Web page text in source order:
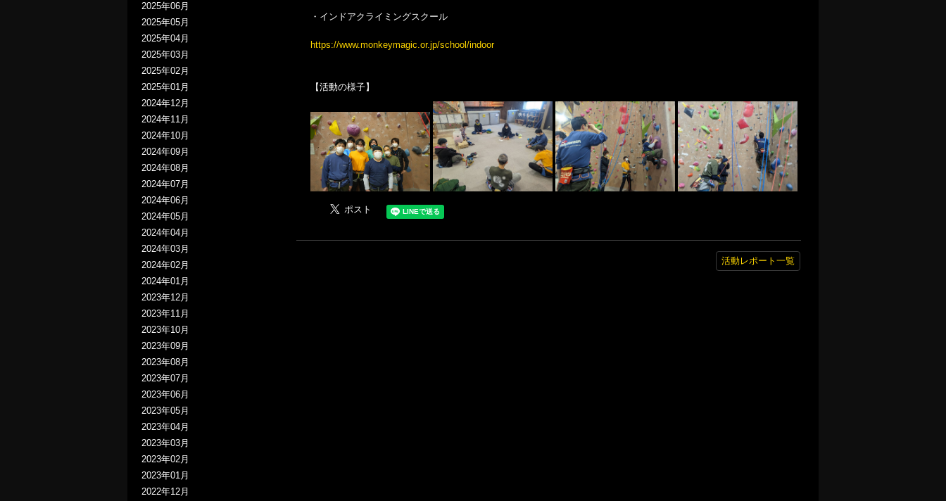
2025年06月
2025年05月
2025年04月
2025年03月
2025年02月
2025年01月
2024年12月
2024年11月
2024年10月
2024年09月
2024年08月
2024年07月
2024年06月
2024年05月
2024年04月
2024年03月
2024年02月
2024年01月
2023年12月
2023年11月
2023年10月
2023年09月
2023年08月
2023年07月
2023年06月
2023年05月
2023年04月
2023年03月
2023年02月
2023年01月
2022年12月
・インドアクライミングスクール
https://www.monkeymagic.or.jp/school/indoor
【活動の様子】
活動レポート一覧